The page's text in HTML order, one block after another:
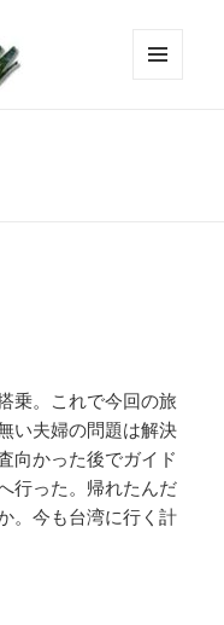
乗。これで今回の旅
い夫婦の問題は解決
向かった後でガイド
行った。帰れたんだ
。今も台湾に行く計